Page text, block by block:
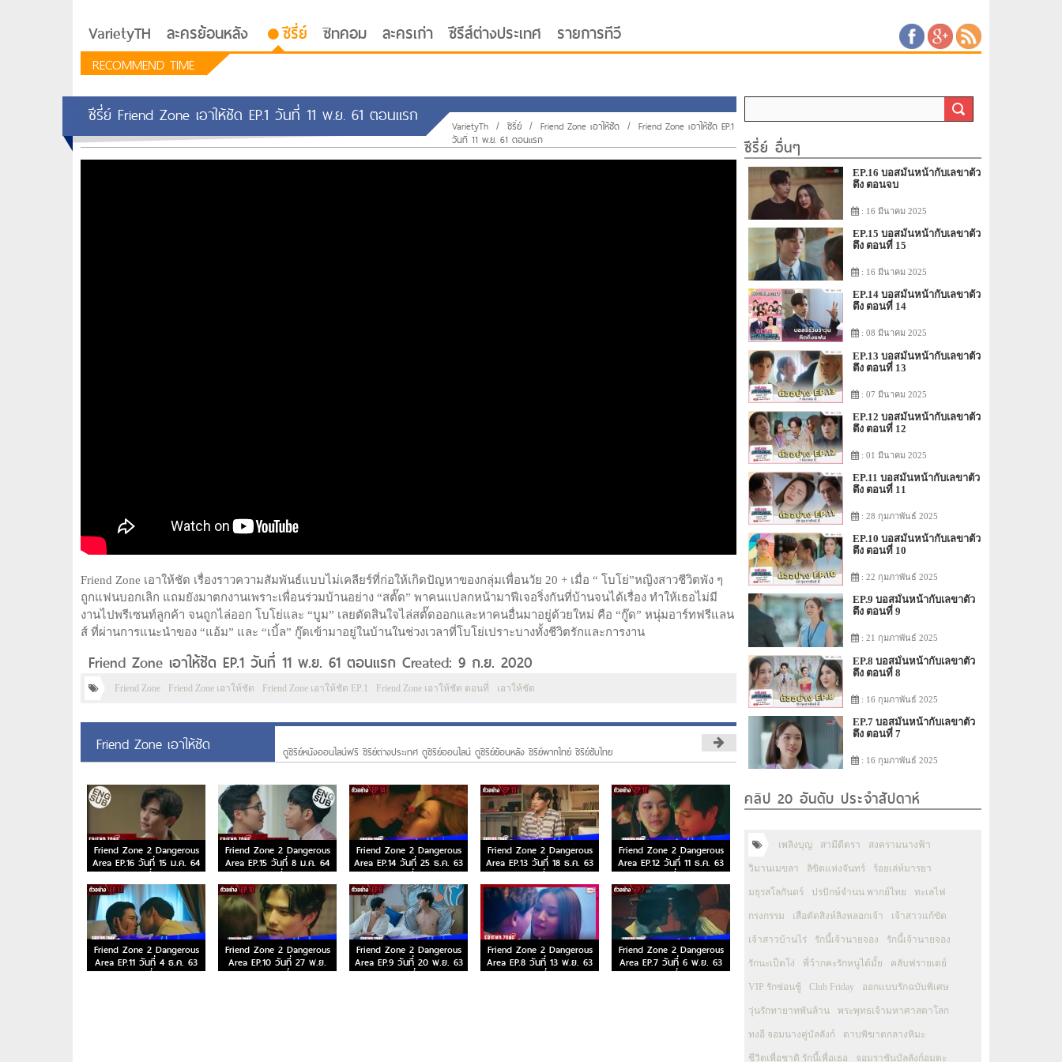
VarietyTH ละครย้อนหลัง ซีรี่ย์ ซิทคอม ละครเก่า ซีรีส์ต่างประเทศ รายการทีวี
RECOMMEND TIME
รักอยู่ประตูถัดไป
ซีรี่ย์ Friend Zone เอาให้ชัด EP.1 วันที่ 11 พ.ย. 61 ตอนแรก VarietyTh / ซีรี่ย์ / Friend Zone เอาให้ชัด / Friend Zone เอาให้ชัด EP.1
วันที่ 11 พ.ย. 61 ตอนแรก
Friend Zone เอาให้ชัด เรื่องราวความสัมพันธ์แบบไม่เคลียร์ที่ก่อให้เกิดปัญหาของกลุ่มเพื่อนวัย 20 + เมื่อ “ โบโย่”หญิงสาวชีวิตพัง ๆ
ถูกแฟนบอกเลิก แถมยังมาตกงานเพราะเพื่อนร่วมบ้านอย่าง “สตั๊ด” พาคนแปลกหน้ามาฟีเจอริ่งกันที่บ้านจนได้เรื่อง ทำให้เธอไม่มี
งานไปพรีเซนท์ลูกค้า จนถูกไล่ออก โบโย่และ “บูม” เลยตัดสินใจไล่สตั๊ดออกและหาคนอื่นมาอยู่ด้วยใหม่ คือ “กู๊ด” หนุ่มอาร์ทฟรีแลน
ส์ ที่ผ่านการแนะนำของ “แอ้ม” และ “เบิ้ล” กู๊ดเข้ามาอยู่ในบ้านในช่วงเวลาที่โบโย่เปราะบางทั้งชีวิตรักและการงาน
Friend Zone เอาให้ชัด EP.1 วันที่ 11 พ.ย. 61 ตอนแรก Created: 9 ก.ย. 2020
Friend Zone Friend Zone เอาให้ชัด Friend Zone เอาให้ชัด EP.1 Friend Zone เอาให้ชัด ตอนที่ เอาให้ชัด
Friend Zone เอาให้ชัด ดูซีรีย์หนังออนไลน์ฟรี ซีรีย์ต่างประเทศ ดูซีรีย์ออนไลน์ ดูซีรีย์ย้อนหลัง ซีรีย์พากไทย์ ซีรีย์ซับไทย
Friend Zone 2 Dangerous
Area EP.16 วันที่ 15 ม.ค. 64
ตอนที่ 16
Friend Zone 2 Dangerous
Area EP.15 วันที่ 8 ม.ค. 64
ตอนที่ 15
Friend Zone 2 Dangerous
Area EP.14 วันที่ 25 ธ.ค. 63
ตอนที่ 14
Friend Zone 2 Dangerous
Area EP.13 วันที่ 18 ธ.ค. 63
ตอนที่ 13
Friend Zone 2 Dangerous
Area EP.12 วันที่ 11 ธ.ค. 63
ตอนที่ 12
Friend Zone 2 Dangerous
Area EP.11 วันที่ 4 ธ.ค. 63
ตอนที่ 11
Friend Zone 2 Dangerous
Area EP.10 วันที่ 27 พ.ย.
63 ตอนที่ 10
Friend Zone 2 Dangerous
Area EP.9 วันที่ 20 พ.ย. 63
ตอนที่ 9
Friend Zone 2 Dangerous
Area EP.8 วันที่ 13 พ.ย. 63
ตอนที่ 8
Friend Zone 2 Dangerous
Area EP.7 วันที่ 6 พ.ย. 63
ตอนที่ 7
ซีรี่ย์ อื่นๆ
EP.16 บอสมั่นหน้ากับเลขาตัว
ตึง ตอนจบ
: 16 มีนาคม 2025
EP.15 บอสมั่นหน้ากับเลขาตัว
ตึง ตอนที่ 15
: 16 มีนาคม 2025
EP.14 บอสมั่นหน้ากับเลขาตัว
ตึง ตอนที่ 14
: 08 มีนาคม 2025
EP.13 บอสมั่นหน้ากับเลขาตัว
ตึง ตอนที่ 13
: 07 มีนาคม 2025
EP.12 บอสมั่นหน้ากับเลขาตัว
ตึง ตอนที่ 12
: 01 มีนาคม 2025
EP.11 บอสมั่นหน้ากับเลขาตัว
ตึง ตอนที่ 11
: 28 กุมภาพันธ์ 2025
EP.10 บอสมั่นหน้ากับเลขาตัว
ตึง ตอนที่ 10
: 22 กุมภาพันธ์ 2025
EP.9 บอสมั่นหน้ากับเลขาตัว
ตึง ตอนที่ 9
: 21 กุมภาพันธ์ 2025
EP.8 บอสมั่นหน้ากับเลขาตัว
ตึง ตอนที่ 8
: 16 กุมภาพันธ์ 2025
EP.7 บอสมั่นหน้ากับเลขาตัว
ตึง ตอนที่ 7
: 16 กุมภาพันธ์ 2025
คลิป 20 อันดับ ประจำสัปดาห์
เพลิงบุญ สามีตีตรา สงครามนางฟ้า
วิมานเมขลา ลิขิตแห่งจันทร์ ร้อยเล่ห์มารยา
มธุรสโลกันตร์ ปรปักษ์จำนน พากย์ไทย ทะเลไฟ
กรงกรรม เสือตัดสิงห์ลิงหลอกเจ้า เจ้าสาวแก้ขัด
เจ้าสาวบ้านไร่ รักนี้เจ้านายจอง รักนี้เจ้านายจอง
รักนะเป็ดโง่ พี่ว้ากคะรักหนูได้มั้ย คลับฟรายเดย์
VIP รักซ่อนชู้ Club Friday ออกแบบรักฉบับพิเศษ
วุ่นรักทายาทพันล้าน พระพุทธเจ้ามหาศาสดาโลก
ทงอี จอมนางคู่บัลลังก์ ดาบพิฆาตกลางหิมะ
ชีวิตเพื่อชาติ รักนี้เพื่อเธอ จอมราชันบัลลังก์อมตะ